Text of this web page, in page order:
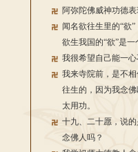
阿弥陀佛威神功德表
闻名欲往生里的“欲
欲生我国的“欲”是一
我很希望自己能一心
我来寺院前，是不
往生的，因为我念
太用功。
十九、二十愿，说
念佛人吗？